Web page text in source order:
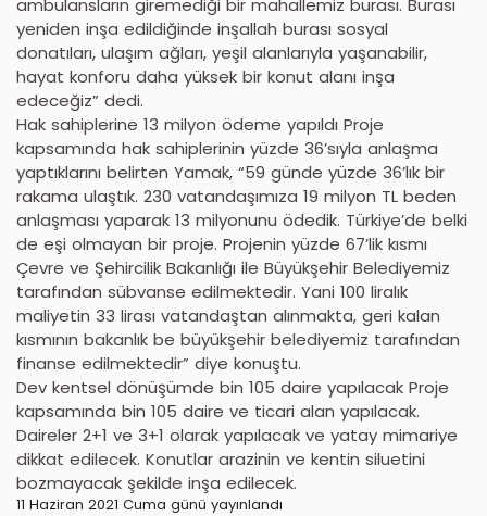
ambulansların giremediği bir mahallemiz burası. Burası
yeniden inşa edildiğinde inşallah burası sosyal
donatıları, ulaşım ağları, yeşil alanlarıyla yaşanabilir,
hayat konforu daha yüksek bir konut alanı inşa
edeceğiz” dedi.
Hak sahiplerine 13 milyon ödeme yapıldı Proje
kapsamında hak sahiplerinin yüzde 36’sıyla anlaşma
yaptıklarını belirten Yamak, “59 günde yüzde 36’lık bir
rakama ulaştık. 230 vatandaşımıza 19 milyon TL beden
anlaşması yaparak 13 milyonunu ödedik. Türkiye’de belki
de eşi olmayan bir proje. Projenin yüzde 67’lik kısmı
Çevre ve Şehircilik Bakanlığı ile Büyükşehir Belediyemiz
tarafından sübvanse edilmektedir. Yani 100 liralık
maliyetin 33 lirası vatandaştan alınmakta, geri kalan
kısmının bakanlık be büyükşehir belediyemiz tarafından
finanse edilmektedir” diye konuştu.
Dev kentsel dönüşümde bin 105 daire yapılacak Proje
kapsamında bin 105 daire ve ticari alan yapılacak.
Daireler 2+1 ve 3+1 olarak yapılacak ve yatay mimariye
dikkat edilecek. Konutlar arazinin ve kentin siluetini
bozmayacak şekilde inşa edilecek.
11 Haziran 2021 Cuma günü yayınlandı